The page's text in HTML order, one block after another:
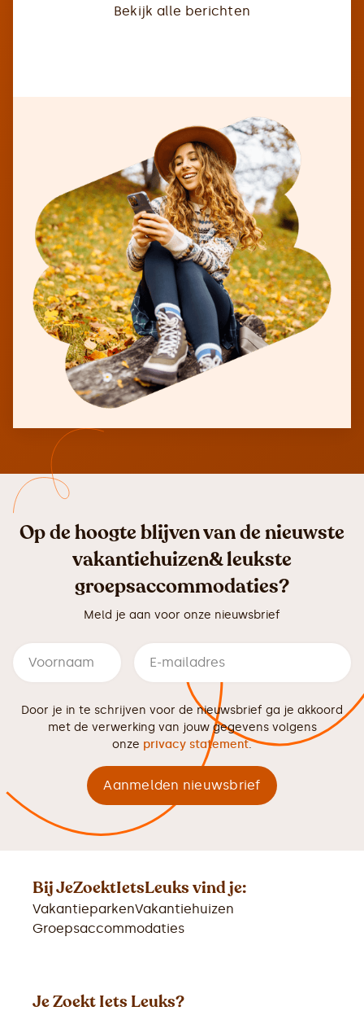
Bekijk alle berichten
Op de hoogte blijven van de nieuwste
vakantiehuizen& leukste
groepsaccommodaties?
Meld je aan voor onze nieuwsbrief
Door je in te schrijven voor de nieuwsbrief ga je akkoord
met de verwerking van jouw gegevens volgens
onze privacy statement.
Bij JeZoektIetsLeuks vind je:
VakantieparkenVakantiehuizen
Groepsaccommodaties
Je Zoekt Iets Leuks?